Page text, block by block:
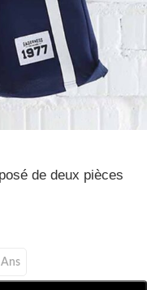
de deux pièces